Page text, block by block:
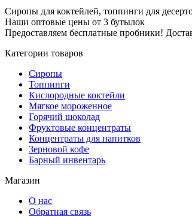
Сиропы для коктейлей, топпинги для
Наши оптовые цены от 3 бутылок
Предоставляем бесплатные пробники!
Категории товаров
Сиропы
Топпинги
Кислородные коктейли
Мягкое мороженное
Горячий шоколад
Фруктовые концентраты
Концентраты для напитков
Зерновой кофе
Барный инвентарь
Магазин
О нас
Обратная связь